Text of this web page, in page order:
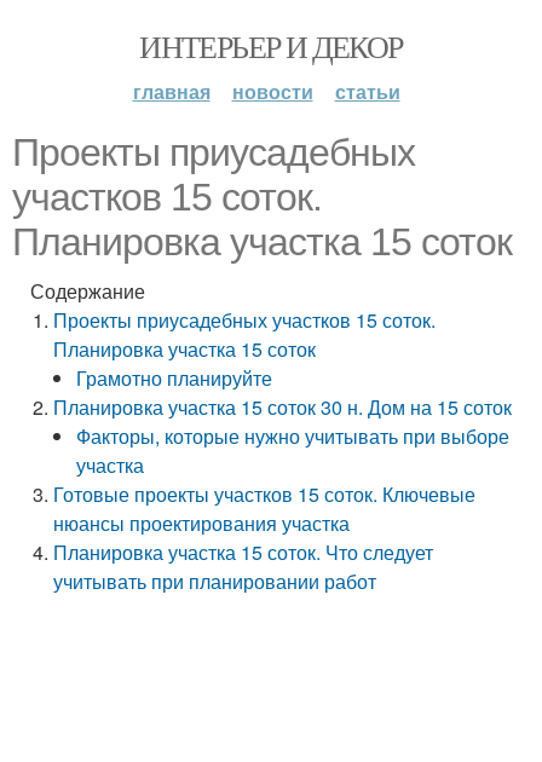
ИНТЕРЬЕР И ДЕКОР
главная новости статьи
Проекты приусадебных
участков 15 соток.
Планировка участка 15 соток
Содержание
Проекты приусадебных участков 15 соток.
Планировка участка 15 соток
Грамотно планируйте
Планировка участка 15 соток 30 н. Дом на 15 соток
Факторы, которые нужно учитывать при выборе
участка
Готовые проекты участков 15 соток. Ключевые
нюансы проектирования участка
Планировка участка 15 соток. Что следует
учитывать при планировании работ